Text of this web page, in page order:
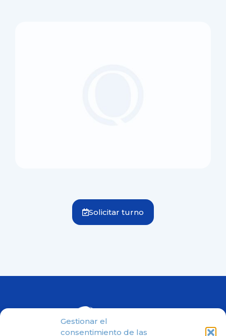
Gestionar el
consentimiento de las
Solicitar turno